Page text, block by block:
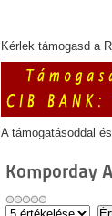
Kérlek támogasd a
A támogatásoddal
Komporday